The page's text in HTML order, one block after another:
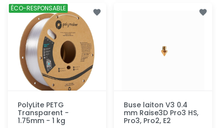
Ajout
rapide
PolyLite PETG
Transparent -
1.75mm - 1 kg
ÉCO-RESPONSABLE
Buse laiton V3 0.4
mm Raise3D Pro3 HS,
Pro3, Pro2, E2